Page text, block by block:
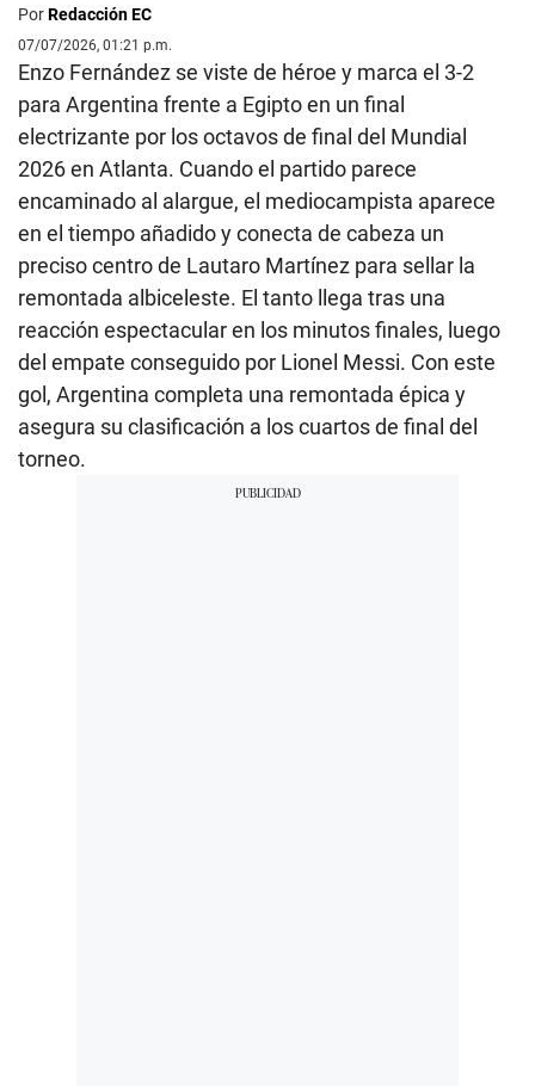
PorRedacción EC
07/07/2026, 01:21 p.m.
Enzo Fernández se viste de héroe y marca el 3-2
para Argentina frente a Egipto en un final
electrizante por los octavos de final del Mundial
2026 en Atlanta. Cuando el partido parece
encaminado al alargue, el mediocampista aparece
en el tiempo añadido y conecta de cabeza un
preciso centro de Lautaro Martínez para sellar la
remontada albiceleste. El tanto llega tras una
reacción espectacular en los minutos finales, luego
del empate conseguido por Lionel Messi. Con este
gol, Argentina completa una remontada épica y
asegura su clasificación a los cuartos de final del
torneo.